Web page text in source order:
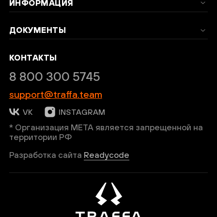
ИНФОРМАЦИЯ
ДОКУМЕНТЫ
КОНТАКТЫ
8 800 300 5745
support@traffa.team
VK INSTAGRAM
* Организация META является запрещенной на
территории РФ
Разработка сайта Readycode
Введи код подтверждения
ОТПРАВИТЬ
Нажимая кнопку “Подписаться”, вы
соглашаетесь на обработку персональных
данных в соответствии с